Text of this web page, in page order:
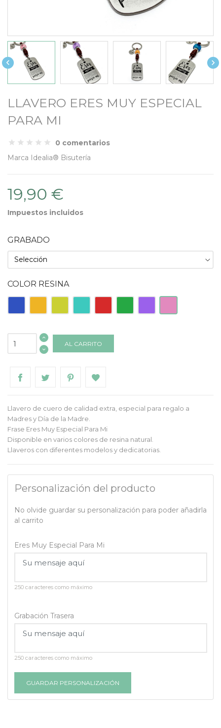
 
LLAVERO ERES MUY ESPECIAL
PARA MI
0 comentarios
Marca Idealia® Bisutería
19,90 €
Impuestos incluidos
GRABADO
COLOR RESINA
Naranja PistachoTurquesaRoja Verde Morado
AL CARRITO
Llavero de cuero de calidad extra, especial para regalo a
Madres y Día de la Madre.
Frase Eres Muy Especial Para Mi
Disponible en varios colores de resina natural.
Llaveros con diferentes modelos y dedicatorias.
Personalización del producto
No olvide guardar su personalización para poder añadirla
al carrito
Eres Muy Especial Para Mi
250 caracteres como máximo
Grabación Trasera
250 caracteres como máximo
GUARDAR PERSONALIZACIÓN